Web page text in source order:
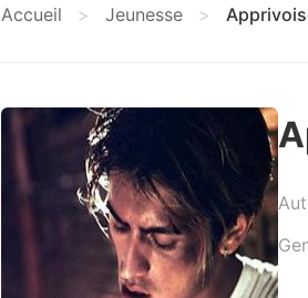
Accueil > Jeunesse >